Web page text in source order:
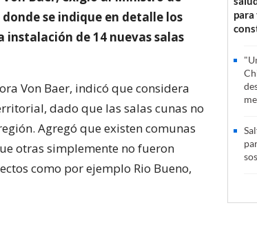
se indique en detalle los
instalación de 14 nuevas salas
Von Baer, indicó que considera
dado que las salas cunas no
Agregó que existen comunas
otras simplemente no fueron
como por ejemplo Rio Bueno,